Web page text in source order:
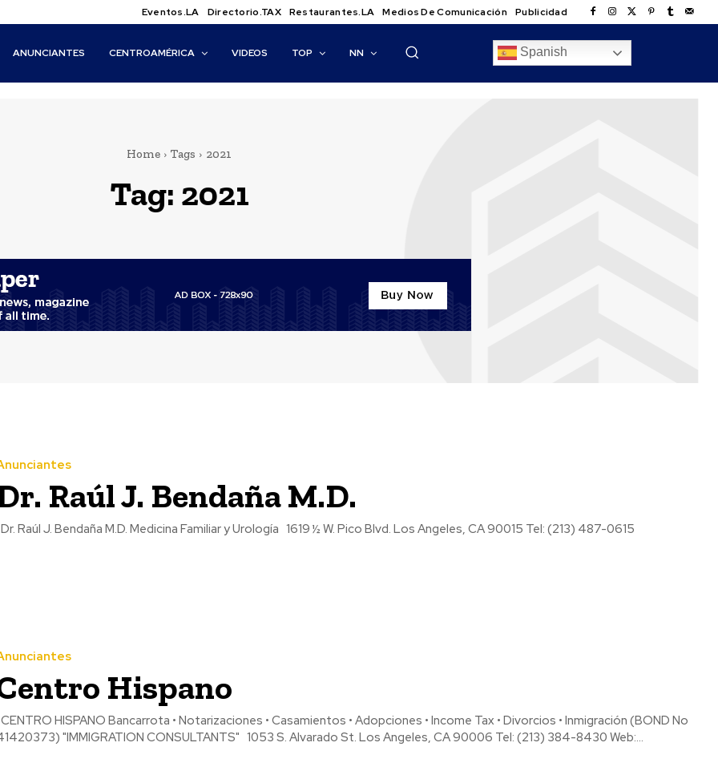
Eventos.LA Directorio.TAX Restaurantes.LA Medios De Comunicación Publicidad
ANUNCIANTES CENTROAMÉRICA VIDEOS TOP NN
Home Tags 2021
Tag: 2021
Raúl J. Bendaña M.D.
Hispano
HISPANO Bancarrota • Notarizaciones • Casamientos • Adopciones • Income Tax • Divorcios • Inmigración (BOND No
41420373) "IMMIGRATION CONSULTANTS" 1053 S. Alvarado St. Los Angeles, CA 90006 Tel: (213) 384-8430 Web:...
Spanish